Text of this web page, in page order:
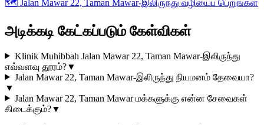
🗺️ Jalan Mawar 22, Taman Mawar-இலிருந்து வழியைப் பெறுங்கள்
அடிக்கடி கேட்கப்படும் கேள்விகள்
Klinik Muhibbah Jalan Mawar 22, Taman Mawar-இலிருந்து
எவ்வளவு தூரம்?▼
Jalan Mawar 22, Taman Mawar-இலிருந்து நியமனம் தேவையா?
▼
Jalan Mawar 22, Taman Mawar மக்களுக்கு என்ன சேவைகள்
கிடைக்கும்?▼